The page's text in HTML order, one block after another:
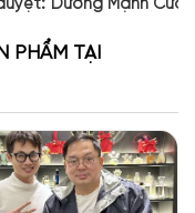
Dương Mạnh
PHẨM TẠI